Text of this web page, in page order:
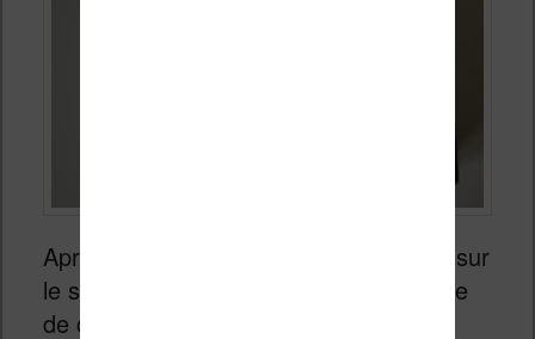
Après avoir cherché quelques minutes sur
le site Ali Express, j’ai passé commande
de cette mini liseuse présentée sous le